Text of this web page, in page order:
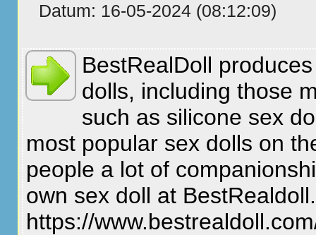
Datum: 16-05-2024 (08:12:09)
BestRealDoll
dolls, including those
such as silicone sex
most popular sex dolls on
people a lot of
own sex doll at BestRealdoll.
https://